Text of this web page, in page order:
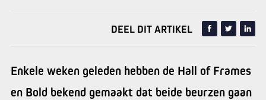
DEEL DIT ARTIKEL
Enkele weken geleden hebben de Hall of Frames
en Bold bekend gemaakt dat beide beurzen gaan